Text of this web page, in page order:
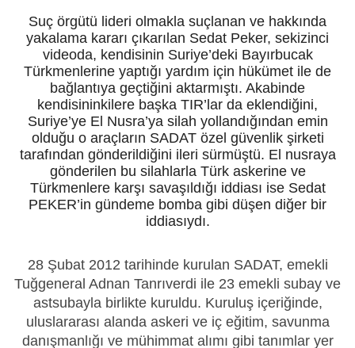
Suç örgütü lideri olmakla suçlanan ve hakkında
yakalama kararı çıkarılan Sedat Peker, sekizinci
videoda, kendisinin Suriye’deki Bayırbucak
Türkmenlerine yaptığı yardım için hükümet ile de
bağlantıya geçtiğini aktarmıştı. Akabinde
kendisininkilere başka TIR’lar da eklendiğini,
Suriye’ye El Nusra’ya silah yollandığından emin
olduğu o araçların SADAT özel güvenlik şirketi
tarafından gönderildiğini ileri sürmüştü. El nusraya
gönderilen bu silahlarla Türk askerine ve
Türkmenlere karşı savaşıldığı iddiası ise Sedat
PEKER’in gündeme bomba gibi düşen diğer bir
iddiasıydı.
28 Şubat 2012 tarihinde kurulan SADAT, emekli
Tuğgeneral Adnan Tanrıverdi ile 23 emekli subay ve
astsubayla birlikte kuruldu. Kuruluş içeriğinde,
uluslararası alanda askeri ve iç eğitim, savunma
danışmanlığı ve mühimmat alımı gibi tanımlar yer